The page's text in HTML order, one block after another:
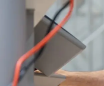
Qivy
Qivy Habitat
Qivy Tertiaire
Roiret Energies
Roiret Transport